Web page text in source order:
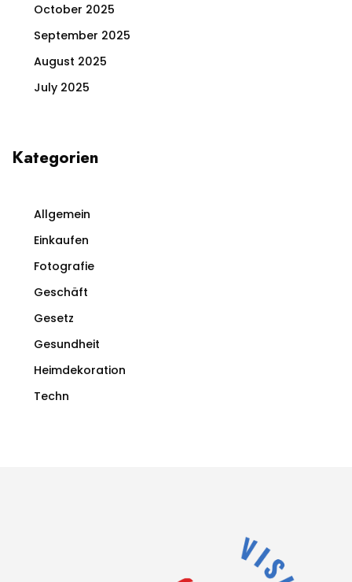
October 2025
September 2025
August 2025
July 2025
Kategorien
Allgemein
Einkaufen
Fotografie
Geschäft
Gesetz
Gesundheit
Heimdekoration
Techn